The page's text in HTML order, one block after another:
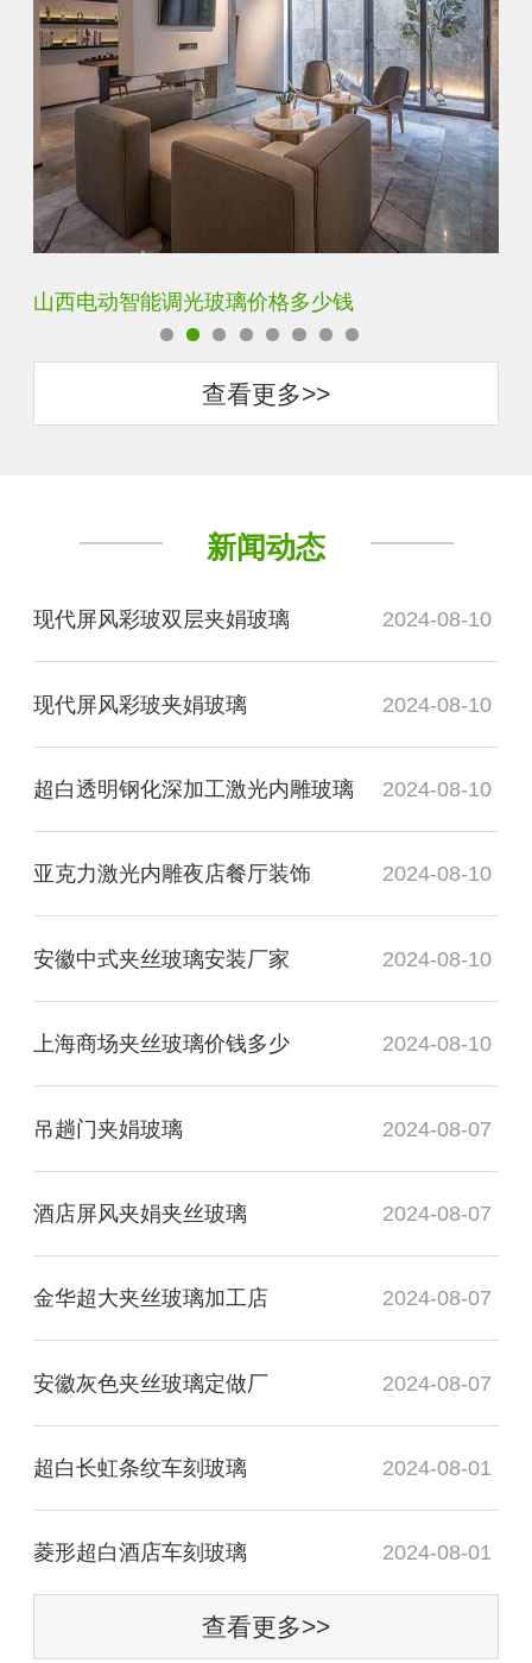
智能调光玻璃用多厚的玻璃好
查看更多>>
新闻动态
现代屏风彩玻双层夹娟玻璃 2024-08-10
现代屏风彩玻夹娟玻璃 2024-08-10
超白透明钢化深加工激光内雕玻璃 2024-08-10
亚克力激光内雕夜店餐厅装饰 2024-08-10
安徽中式夹丝玻璃安装厂家 2024-08-10
上海商场夹丝玻璃价钱多少 2024-08-10
吊趟门夹娟玻璃 2024-08-07
酒店屏风夹娟夹丝玻璃 2024-08-07
金华超大夹丝玻璃加工店 2024-08-07
安徽灰色夹丝玻璃定做厂 2024-08-07
超白长虹条纹车刻玻璃 2024-08-01
菱形超白酒店车刻玻璃 2024-08-01
查看更多>>